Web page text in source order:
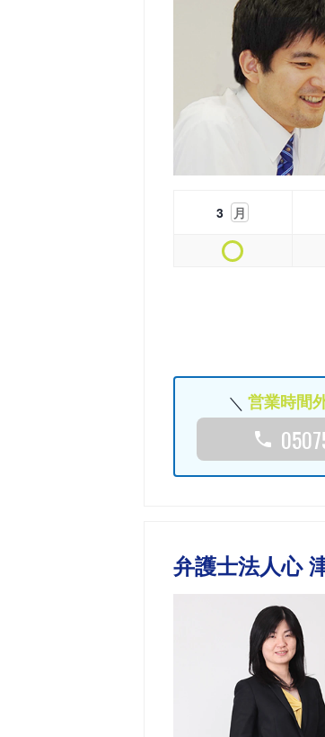
3 月
営業時間
弁護士法人心